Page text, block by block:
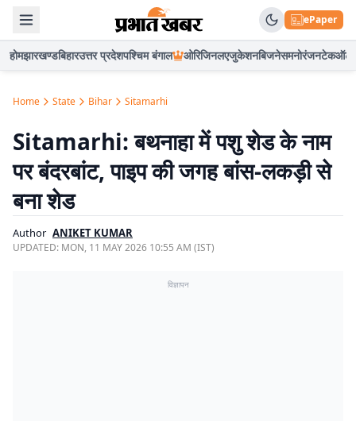
ePaper
होमझारखण्डबिहारउत्तर प्रदेशपश्चिम बंगाल ओरिजिनलएजुकेशनबिजनेसमनोरंजनटेकऑटो
Home State Bihar Sitamarhi
Sitamarhi: बथनाहा में पशु शेड के नाम
पर बंदरबांट, पाइप की जगह बांस-लकड़ी से
बना शेड
Author ANIKET KUMAR
UPDATED: MON, 11 MAY 2026 10:55 AM (IST)
विज्ञापन